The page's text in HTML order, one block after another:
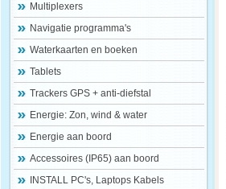
Multiplexers
Navigatie programma's
Waterkaarten en boeken
Tablets
Trackers GPS + anti-diefstal
Energie: Zon, wind & water
Energie aan boord
Accessoires (IP65) aan boord
INSTALL PC's, Laptops Kabels